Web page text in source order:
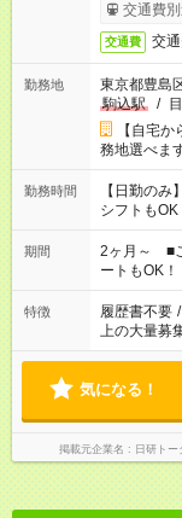
交通費
交通費 交
勤務地
東京都豊島
駒込駅
/
【自宅
務地選べま
勤務時間
【日勤のみ】9:00
シフトも
「家族とお
など、あな
ーク希望の
のお仕事の
ません
期間
2ヶ月～ ■
ートもOK！
特徴 履歴書不要 /
上の大量募
気になる！
掲載元企業名 日研ト